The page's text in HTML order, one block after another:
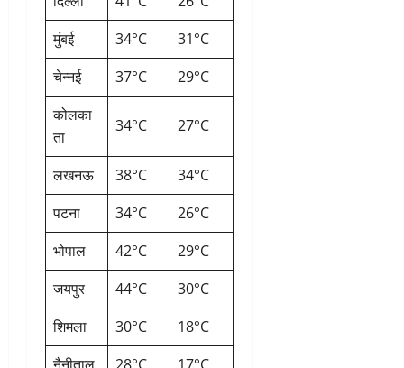
मुंबई
34°C
31°C
चेन्नई
37°C
29°C
कोलका
ता
34°C 27°C
लखनऊ 38°C
34°C
पटना
34°C
26°C
भोपाल
42°C
29°C
जयपुर
44°C
30°C
शिमला
30°C
18°C